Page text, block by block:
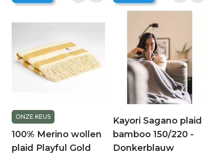
ONZE KEUS
100% Merino wollen
plaid Playful Gold
Kayori Sagano plaid
bamboo 150/220 -
Donkerblauw